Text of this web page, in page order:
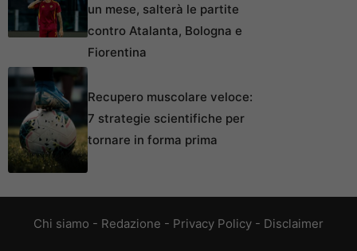
un mese, salterà le partite
contro Atalanta, Bologna e
Fiorentina
Recupero muscolare veloce:
7 strategie scientifiche per
tornare in forma prima
Chi siamo - Redazione - Privacy Policy - Disclaimer